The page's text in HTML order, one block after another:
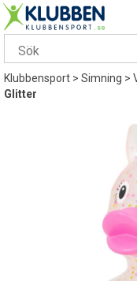
Klubbensport>Simning>
Glitter